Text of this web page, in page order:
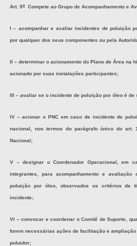
Art. 9o Compete ao Grupo de Acompanhamento e
I – acompanhar e avaliar incidentes de poluição
por qualquer dos seus componentes ou pela
II – determinar o acionamento do Plano de Área na
acionado por suas instalações participantes;
III – avaliar se o incidente de poluição por óleo é
IV – acionar o PNC em caso de incidente de
nacional, nos termos do parágrafo único do art.
Nacional;
V – designar o Coordenador Operacional, em
integrantes, para acompanhamento e
poluição por óleo, observados os critérios de
incidente;
VI – convocar e coordenar o Comitê de Suporte,
forem necessárias ações de facilitação e
poluidor;